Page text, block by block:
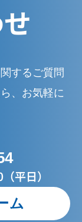
するご質問
、お気軽に
平日）
ム